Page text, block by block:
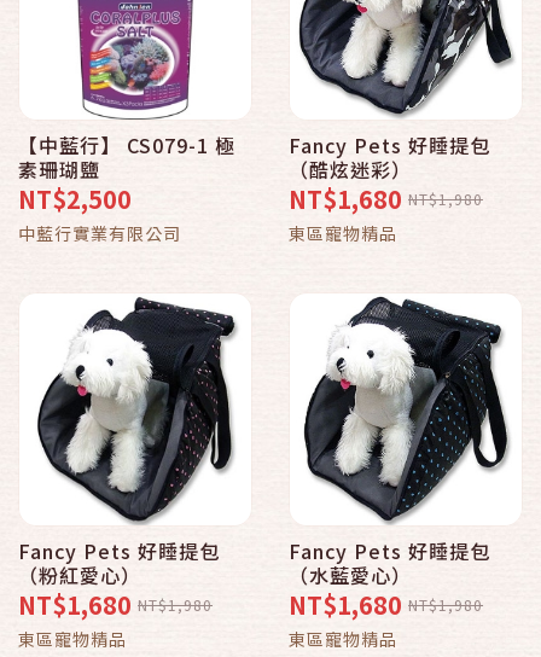
【中藍行】 CS079-1 極
素珊瑚鹽
NT$2,500
中藍行實業有限公司
Fancy Pets 好睡提包
（酷炫迷彩）
NT$1,680 NT$1,980
東區寵物精品
Fancy Pets 好睡提包
（粉紅愛心）
NT$1,680 NT$1,980
東區寵物精品
Fancy Pets 好睡提包
（水藍愛心）
NT$1,680 NT$1,980
東區寵物精品